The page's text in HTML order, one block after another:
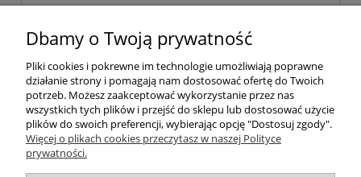
do koszyka
Dbamy o Twoją prywatność
Pliki cookies i pokrewne im technologie umożliwiają poprawne
działanie strony i pomagają nam dostosować ofertę do Twoich
potrzeb. Możesz zaakceptować wykorzystanie przez nas
wszystkich tych plików i przejść do sklepu lub dostosować użycie
plików do swoich preferencji, wybierając opcję "Dostosuj zgody".
Więcej o plikach cookies przeczytasz w naszej Polityce
prywatności.